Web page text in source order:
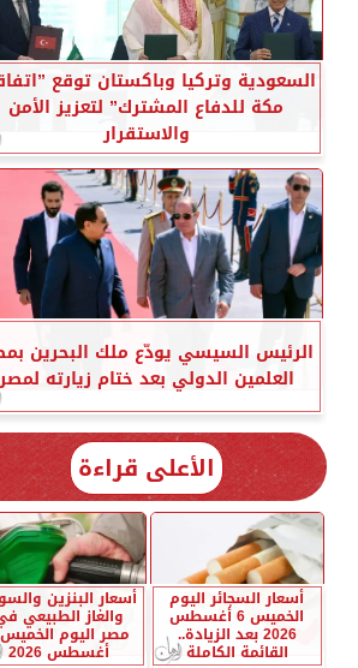
السعودية وتركيا وباكستان توقع
مكة للدفاع المشترك” لتعزيز الأمن
والاستقرار
الرئيس السيسي يودّع ملك البحرين
العلمين الدولي بعد ختام زيارته
الأعلى قراءة
أسعار السجائر اليوم
الخميس 6 أغسطس
2026 بعد الزيادة..
القائمة الكاملة
أسعار البنزين
والغاز الطبيعي
أغسطس 2026